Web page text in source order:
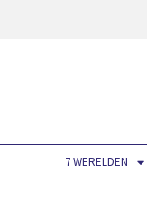
7 WERELDEN